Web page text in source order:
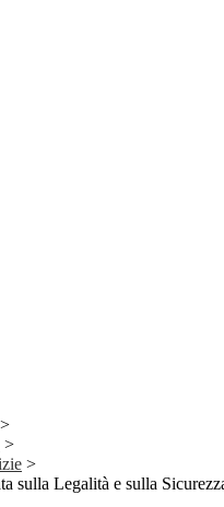
>
>
>
sulla Legalità e sulla